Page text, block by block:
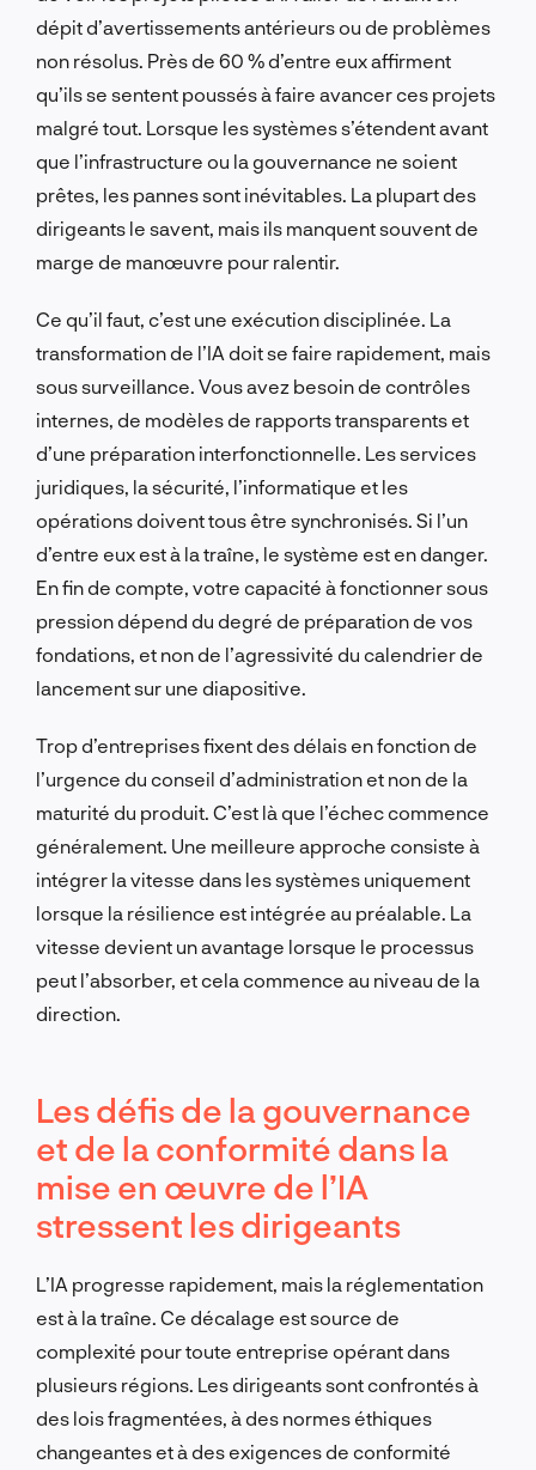
dépit d’avertissements antérieurs ou de problèmes
non résolus. Près de 60 % d’entre eux affirment
qu’ils se sentent poussés à faire avancer ces projets
malgré tout. Lorsque les systèmes s’étendent avant
que l’infrastructure ou la gouvernance ne soient
prêtes, les pannes sont inévitables. La plupart des
dirigeants le savent, mais ils manquent souvent de
marge de manœuvre pour ralentir.
Ce qu’il faut, c’est une exécution disciplinée. La
transformation de l’IA doit se faire rapidement, mais
sous surveillance. Vous avez besoin de contrôles
internes, de modèles de rapports transparents et
d’une préparation interfonctionnelle. Les services
juridiques, la sécurité, l’informatique et les
opérations doivent tous être synchronisés. Si l’un
d’entre eux est à la traîne, le système est en danger.
En fin de compte, votre capacité à fonctionner sous
pression dépend du degré de préparation de vos
fondations, et non de l’agressivité du calendrier de
lancement sur une diapositive.
Trop d’entreprises fixent des délais en fonction de
l’urgence du conseil d’administration et non de la
maturité du produit. C’est là que l’échec commence
généralement. Une meilleure approche consiste à
intégrer la vitesse dans les systèmes uniquement
lorsque la résilience est intégrée au préalable. La
vitesse devient un avantage lorsque le processus
peut l’absorber, et cela commence au niveau de la
direction.
Les défis de la gouvernance
et de la conformité dans la
mise en œuvre de l’IA
stressent les dirigeants
L’IA progresse rapidement, mais la réglementation
est à la traîne. Ce décalage est source de
complexité pour toute entreprise opérant dans
plusieurs régions. Les dirigeants sont confrontés à
des lois fragmentées, à des normes éthiques
changeantes et à des exigences de conformité